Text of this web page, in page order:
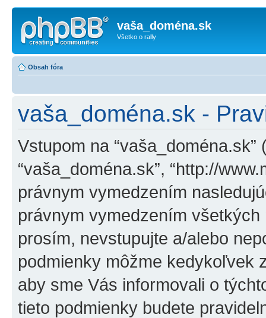
vaša_doména.sk
Všetko o rally
Obsah fóra
vaša_doména.sk -
Vstupom na “vaša_doména.sk”
“vaša_doména.sk”, “http://
právnym vymedzením
právnym vymedzením
prosím, nevstupujte a/alebo
podmienky môžme kedykoľvek
aby sme Vás informovali o
tieto podmienky budete